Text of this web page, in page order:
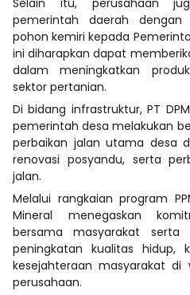
pemerintah daerah dengan
pohon kemiri kepada
ini diharapkan dapat
dalam meningkatkan
sektor pertanian.
Di bidang infrastruktur, PT
pemerintah desa melakukan
perbaikan jalan utama desa
renovasi posyandu, serta
jalan.
Melalui rangkaian program
Mineral menegaskan
bersama masyarakat serta
peningkatan kualitas hidup,
kesejahteraan masyarakat di
perusahaan.